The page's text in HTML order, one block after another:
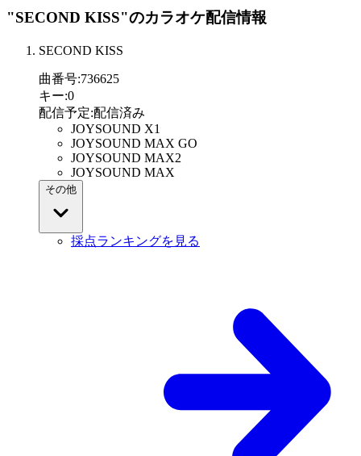
"SECOND KISS"のカラオケ配信情報
SECOND KISS
曲番号:736625
キー:0
配信予定:配信済み
JOYSOUND X1
JOYSOUND MAX GO
JOYSOUND MAX2
JOYSOUND MAX
その他
採点ランキングを見る